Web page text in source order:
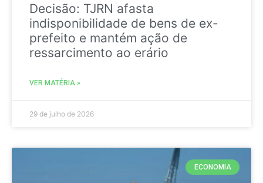
Decisão: TJRN afasta
indisponibilidade de bens de ex-
prefeito e mantém ação de
ressarcimento ao erário
VER MATÉRIA »
29 de julho de 2026
ECONOMIA